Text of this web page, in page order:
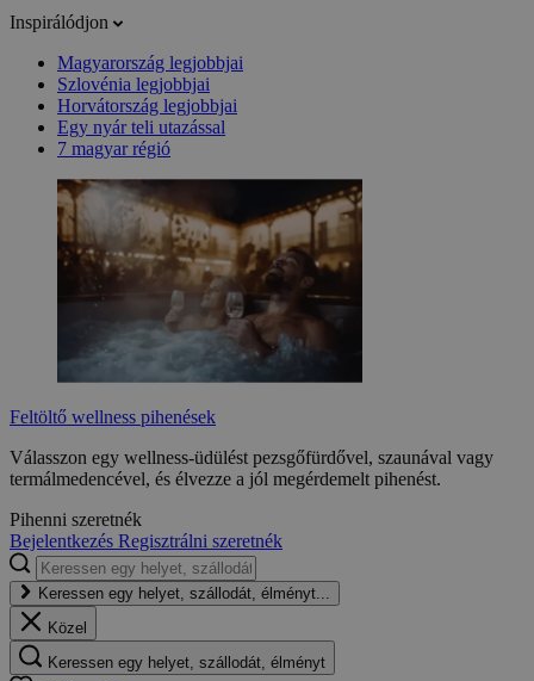
Inspirálódjon
Magyarország legjobbjai
Szlovénia legjobbjai
Horvátország legjobbjai
Egy nyár teli utazással
7 magyar régió
Feltöltő wellness pihenések
Válasszon egy wellness-üdülést pezsgőfürdővel, szaunával vagy
termálmedencével, és élvezze a jól megérdemelt pihenést.
Pihenni szeretnék
Bejelentkezés Regisztrálni szeretnék
Keressen egy helyet, szállodát, élményt...
Közel
Keressen egy helyet, szállodát, élményt